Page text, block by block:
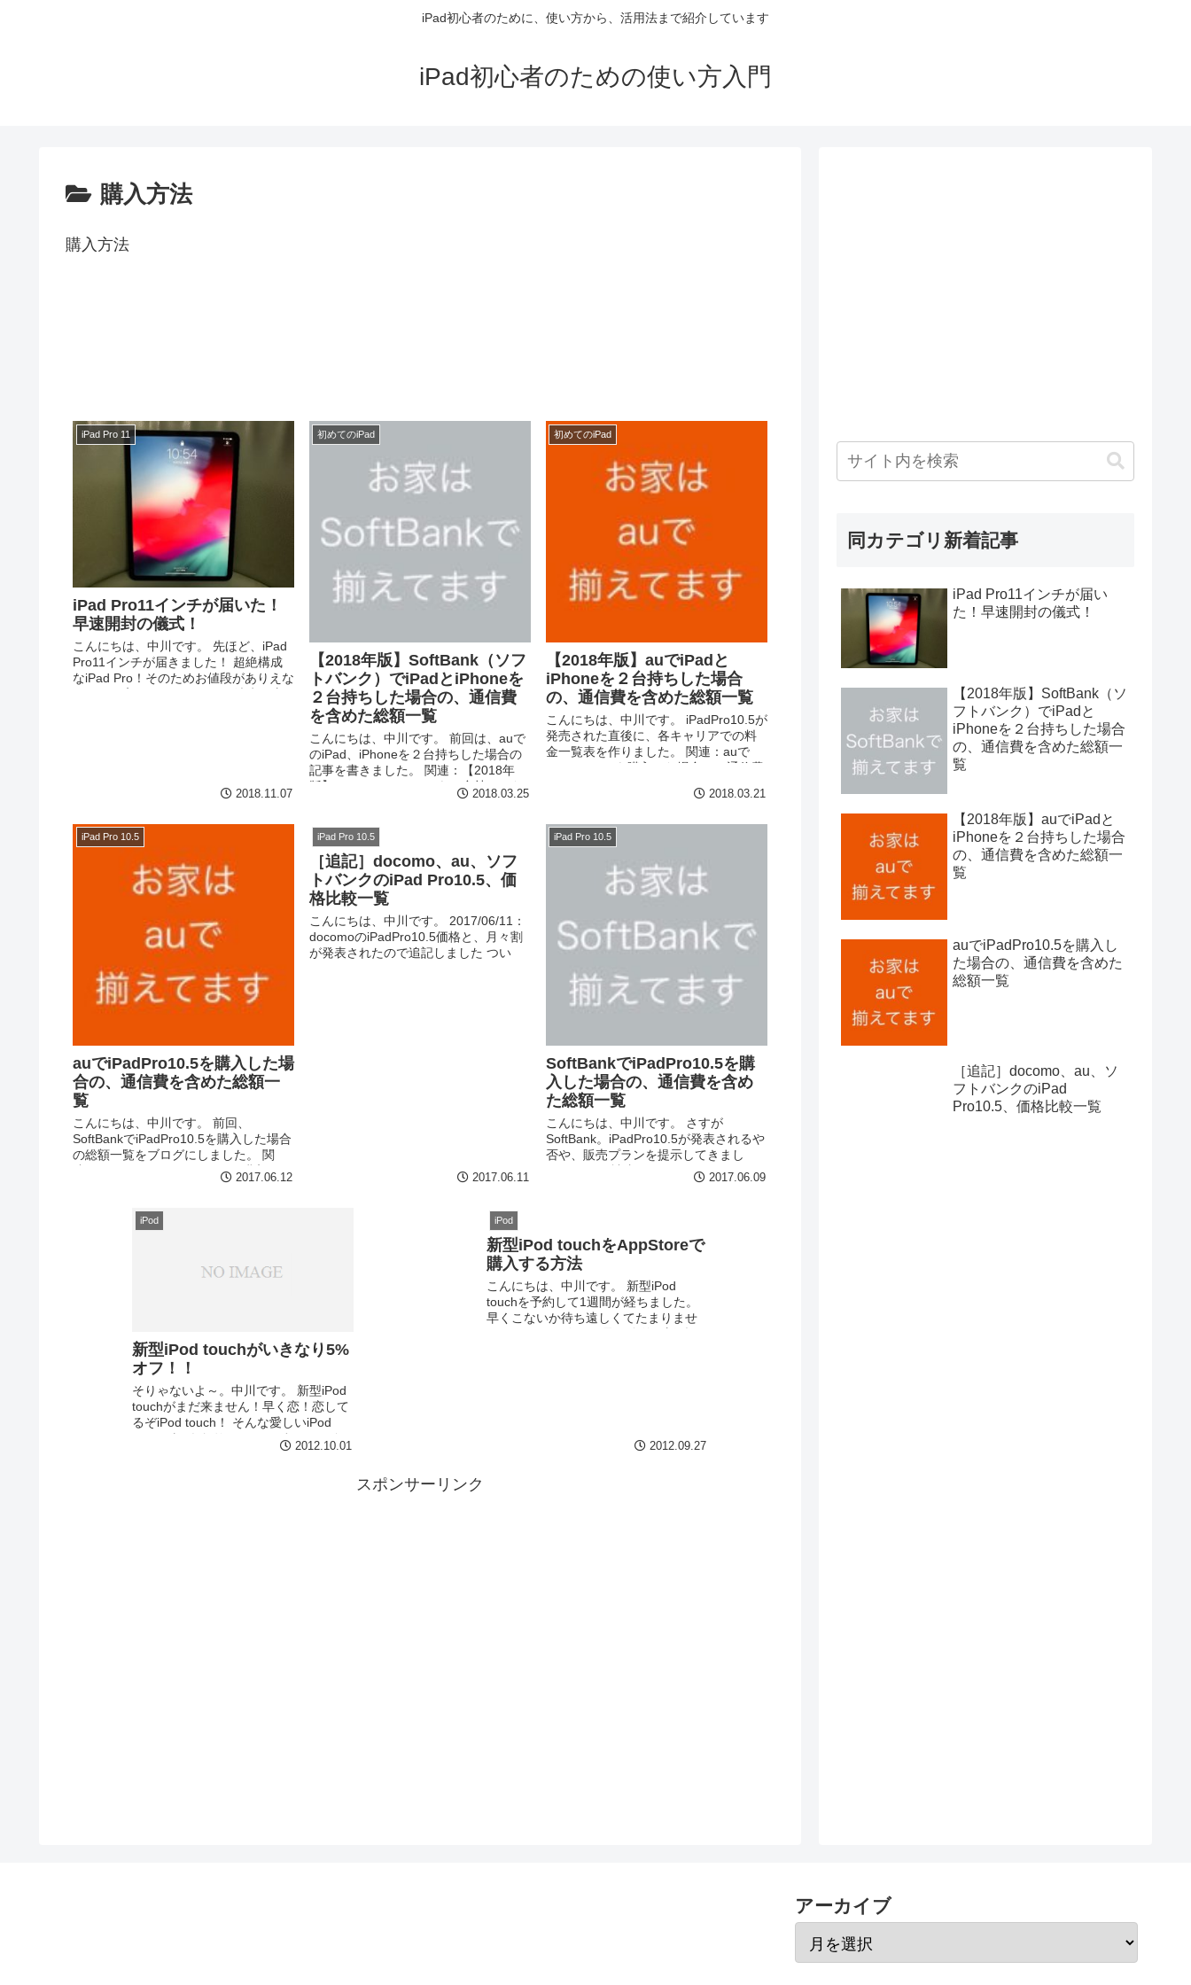
iPad初心者のために、使い方から、活用法まで紹介しています
iPad初心者のための使い方入門
購入方法
購入方法
iPad Pro 11
iPad Pro11インチが届いた！
早速開封の儀式！
こんにちは、中川です。 先ほど、iPad
Pro11インチが届きました！ 超絶構成
なiPad Pro！そのためお値段がありえな
2018.11.07
初めてのiPad
【2018年版】SoftBank（ソフ
トバンク）でiPadとiPhoneを
２台持ちした場合の、通信費
を含めた総額一覧
こんにちは、中川です。 前回は、auで
のiPad、iPhoneを２台持ちした場合の
記事を書きました。 関連：【2018年
版】auでiPadとiPhoneを２台持ちした
場合の、通信費を含めた総額一覧 っと
2018.03.25
初めてのiPad
【2018年版】auでiPadと
iPhoneを２台持ちした場合
の、通信費を含めた総額一覧
こんにちは、中川です。 iPadPro10.5が
発売された直後に、各キャリアでの料
金一覧表を作りました。 関連：auで
iPadPro10.5を購入した場合の、通信費
2018.03.21
iPad Pro 10.5
auでiPadPro10.5を購入した場
合の、通信費を含めた総額一
覧
こんにちは、中川です。 前回、
SoftBankでiPadPro10.5を購入した場合
の総額一覧をブログにしました。 関
連：SoftBankでiPadPro10.5を購入した
場合の、通信費を含めた総額一覧 今日
2017.06.12
iPad Pro 10.5
［追記］docomo、au、ソフ
トバンクのiPad Pro10.5、価
格比較一覧
こんにちは、中川です。 2017/06/11：
docomoのiPadPro10.5価格と、月々割
が発表されたので追記しました つい
2017.06.11
iPad Pro 10.5
SoftBankでiPadPro10.5を購
入した場合の、通信費を含め
た総額一覧
こんにちは、中川です。 さすが
SoftBank。iPadPro10.5が発表されるや
否や、販売プランを提示してきまし
た。 という読者さんもいらっしゃると
思います故。 支払総額を計算しておき
2017.06.09
iPod
新型iPod touchがいきなり5%
オフ！！
そりゃないよ～。中川です。 新型iPod
touchがまだ来ません！早く恋！恋して
るぞiPod touch！ そんな愛しいiPod
touchがいきなり5%オフです！ 64Gだ
と1538円分安くなります！ ...
2012.10.01
iPod
新型iPod touchをAppStoreで
購入する方法
こんにちは、中川です。 新型iPod
touchを予約して1週間が経ちました。
早くこないか待ち遠しくてたまりませ
2012.09.27
スポンサーリンク
同カテゴリ新着記事
iPad Pro11インチが届い
た！早速開封の儀式！
【2018年版】SoftBank（ソ
フトバンク）でiPadと
iPhoneを２台持ちした場合
の、通信費を含めた総額一
覧
【2018年版】auでiPadと
iPhoneを２台持ちした場合
の、通信費を含めた総額一
覧
auでiPadPro10.5を購入し
た場合の、通信費を含めた
総額一覧
［追記］docomo、au、ソ
フトバンクのiPad
Pro10.5、価格比較一覧
アーカイブ